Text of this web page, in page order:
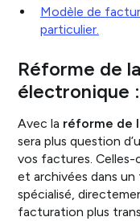
Modèle de
particulier.
Réforme de
électronique
Avec la réforme de
sera plus question
vos factures. Celles-
et archivées dans
spécialisé,
facturation plus